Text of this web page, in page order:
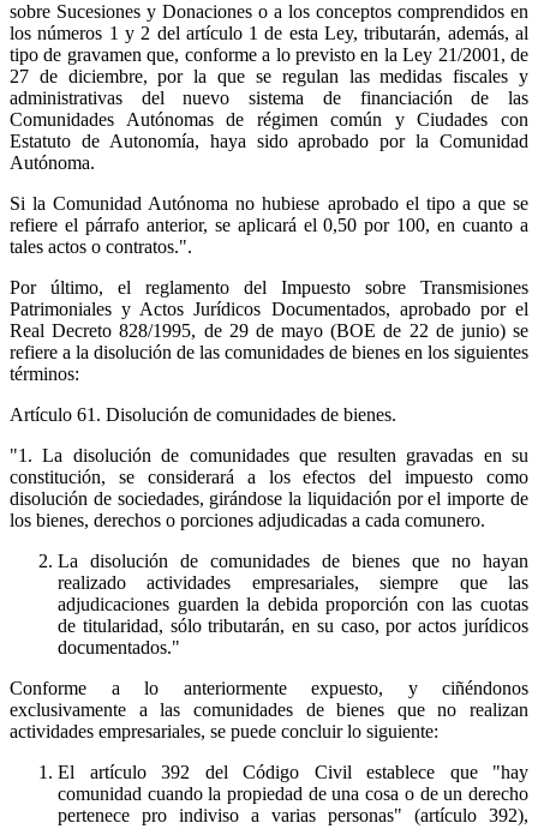
sobre Sucesiones y Donaciones o a los conceptos comprendidos en
los números 1 y 2 del artículo 1 de esta Ley, tributarán, además, al
tipo de gravamen que, conforme a lo previsto en la Ley 21/2001, de
27 de diciembre, por la que se regulan las medidas fiscales y
administrativas del nuevo sistema de financiación de las
Comunidades Autónomas de régimen común y Ciudades con
Estatuto de Autonomía, haya sido aprobado por la Comunidad
Autónoma.
Si la Comunidad Autónoma no hubiese aprobado el tipo a que se
refiere el párrafo anterior, se aplicará el 0,50 por 100, en cuanto a
tales actos o contratos.".
Por último, el reglamento del Impuesto sobre Transmisiones
Patrimoniales y Actos Jurídicos Documentados, aprobado por el
Real Decreto 828/1995, de 29 de mayo (BOE de 22 de junio) se
refiere a la disolución de las comunidades de bienes en los siguientes
términos:
Artículo 61. Disolución de comunidades de bienes.
"1. La disolución de comunidades que resulten gravadas en su
constitución, se considerará a los efectos del impuesto como
disolución de sociedades, girándose la liquidación por el importe de
los bienes, derechos o porciones adjudicadas a cada comunero.
La disolución de comunidades de bienes que no hayan
realizado actividades empresariales, siempre que las
adjudicaciones guarden la debida proporción con las cuotas
de titularidad, sólo tributarán, en su caso, por actos jurídicos
documentados."
Conforme a lo anteriormente expuesto, y ciñéndonos
exclusivamente a las comunidades de bienes que no realizan
actividades empresariales, se puede concluir lo siguiente:
El artículo 392 del Código Civil establece que "hay
comunidad cuando la propiedad de una cosa o de un derecho
pertenece pro indiviso a varias personas" (artículo 392),